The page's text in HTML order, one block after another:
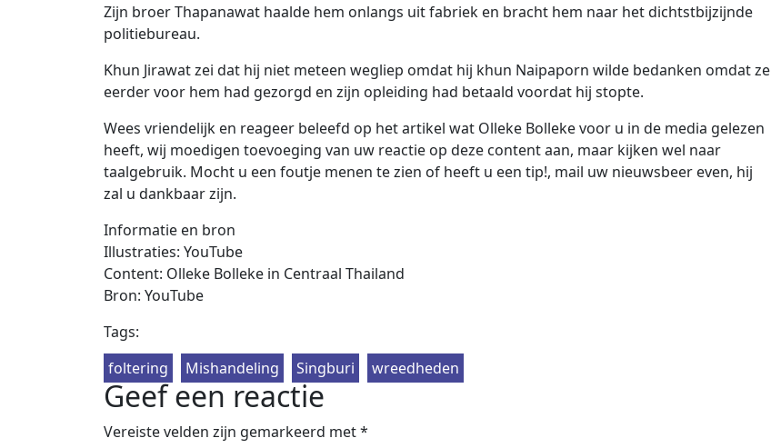
Zijn broer Thapanawat haalde hem onlangs uit fabriek en bracht hem naar het dichtstbijzijnde
politiebureau.
Khun Jirawat zei dat hij niet meteen wegliep omdat hij khun Naipaporn wilde bedanken omdat ze
eerder voor hem had gezorgd en zijn opleiding had betaald voordat hij stopte.
Wees vriendelijk en reageer beleefd op het artikel wat Olleke Bolleke voor u in de media gelezen
heeft, wij moedigen toevoeging van uw reactie op deze content aan, maar kijken wel naar
taalgebruik. Mocht u een foutje menen te zien of heeft u een tip!, mail uw nieuwsbeer even, hij
zal u dankbaar zijn.
Informatie en bron
Illustraties: YouTube
Content: Olleke Bolleke in Centraal Thailand
Bron: YouTube
Tags:
foltering
Mishandeling Singburi wreedheden
Geef een reactie
Vereiste velden zijn gemarkeerd met*